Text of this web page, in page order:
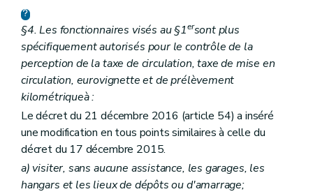
§4. Les fonctionnaires visés au §1ersont plus
spécifiquement autorisés pour le contrôle de la
perception de la taxe de circulation, taxe de mise en
circulation, eurovignette et de prélèvement
kilométriqueà :
Le décret du 21 décembre 2016 (article 54) a inséré
une modification en tous points similaires à celle du
décret du 17 décembre 2015.
a) visiter, sans aucune assistance, les garages, les
hangars et les lieux de dépôts ou d'amarrage;